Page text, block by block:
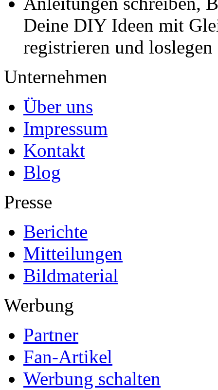
Deine DIY Ideen mit
registrieren und loslegen
Unternehmen
Über uns
Impressum
Kontakt
Blog
Presse
Berichte
Mitteilungen
Bildmaterial
Werbung
Partner
Fan-Artikel
Werbung schalten